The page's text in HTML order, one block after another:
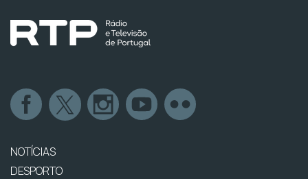
NOTÍCIAS
DESPORTO